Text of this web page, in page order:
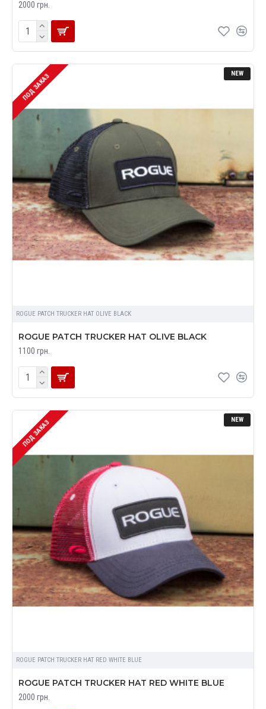
2000 грн.
NEW
ПОД ЗАКАЗ
ROGUE PATCH TRUCKER HAT OLIVE BLACK
ROGUE PATCH TRUCKER HAT OLIVE BLACK
1100 грн.
NEW
ПОД ЗАКАЗ
ROGUE PATCH TRUCKER HAT RED WHITE BLUE
ROGUE PATCH TRUCKER HAT RED WHITE BLUE
2000 грн.